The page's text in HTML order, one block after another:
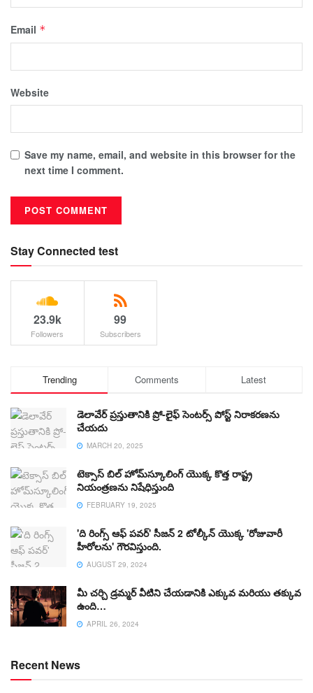
Email *
Website
Save my name, email, and website in this browser for the
next time I comment.
Stay Connected test
23.9k
Followers
99
Subscribers
Trending Comments Latest
డెలావేర్ ప్రస్తుతానికి ప్రో-లైఫ్ సెంటర్స్ పోస్ట్ నిరాకరణను
చేయదు
MARCH 20, 2025
టెక్సాస్ బిల్ హోమ్‌స్కూలింగ్ యొక్క కొత్త రాష్ట్ర
నియంత్రణను నిషేధిస్తుంది
FEBRUARY 19, 2025
'ది రింగ్స్ ఆఫ్ పవర్' సీజన్ 2 టోల్కీన్ యొక్క 'రోజువారీ
హీరోలను' గౌరవిస్తుంది.
AUGUST 29, 2024
మీ చర్చి డ్రమ్మర్ వీటిని చేయడానికి ఎక్కువ మరియు తక్కువ
ఉంది…
APRIL 26, 2024
Recent News